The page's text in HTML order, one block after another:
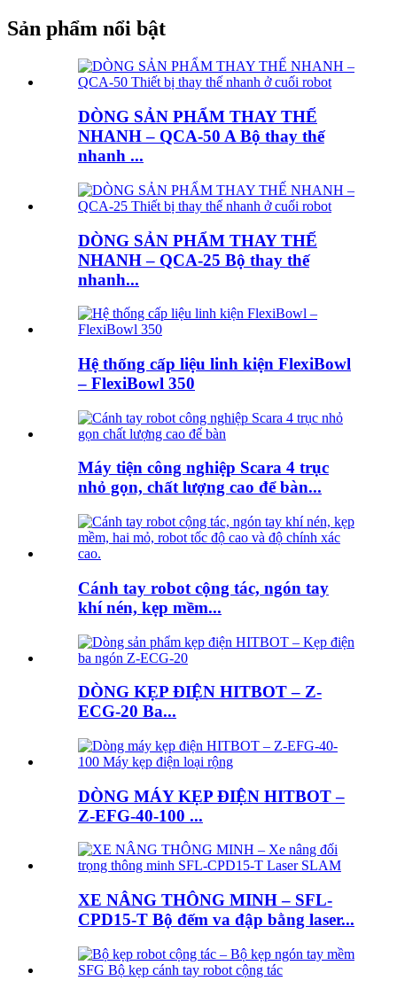
Sản phẩm nổi bật
DÒNG SẢN PHẨM THAY THẾ
NHANH – QCA-50 A Bộ thay thế
nhanh ...
DÒNG SẢN PHẨM THAY THẾ
NHANH – QCA-25 Bộ thay thế
nhanh...
Hệ thống cấp liệu linh kiện FlexiBowl
– FlexiBowl 350
Máy tiện công nghiệp Scara 4 trục
nhỏ gọn, chất lượng cao để bàn...
Cánh tay robot cộng tác, ngón tay
khí nén, kẹp mềm...
DÒNG KẸP ĐIỆN HITBOT – Z-
ECG-20 Ba...
DÒNG MÁY KẸP ĐIỆN HITBOT –
Z-EFG-40-100 ...
XE NÂNG THÔNG MINH – SFL-
CPD15-T Bộ đếm va đập bằng laser...